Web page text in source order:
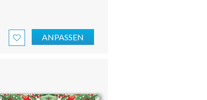
ANPASSEN